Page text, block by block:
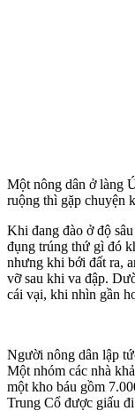
Một nông dân ở làng
ruộng thì gặp chuyện
Khi đang đào ở độ
đụng trúng thứ gì đó
nhưng khi bới đất ra,
vỡ sau khi va đập.
cái vại, khi nhìn gần
Người nông dân lập
Một nhóm các nhà
một kho báu gồm
Trung Cổ được giấu